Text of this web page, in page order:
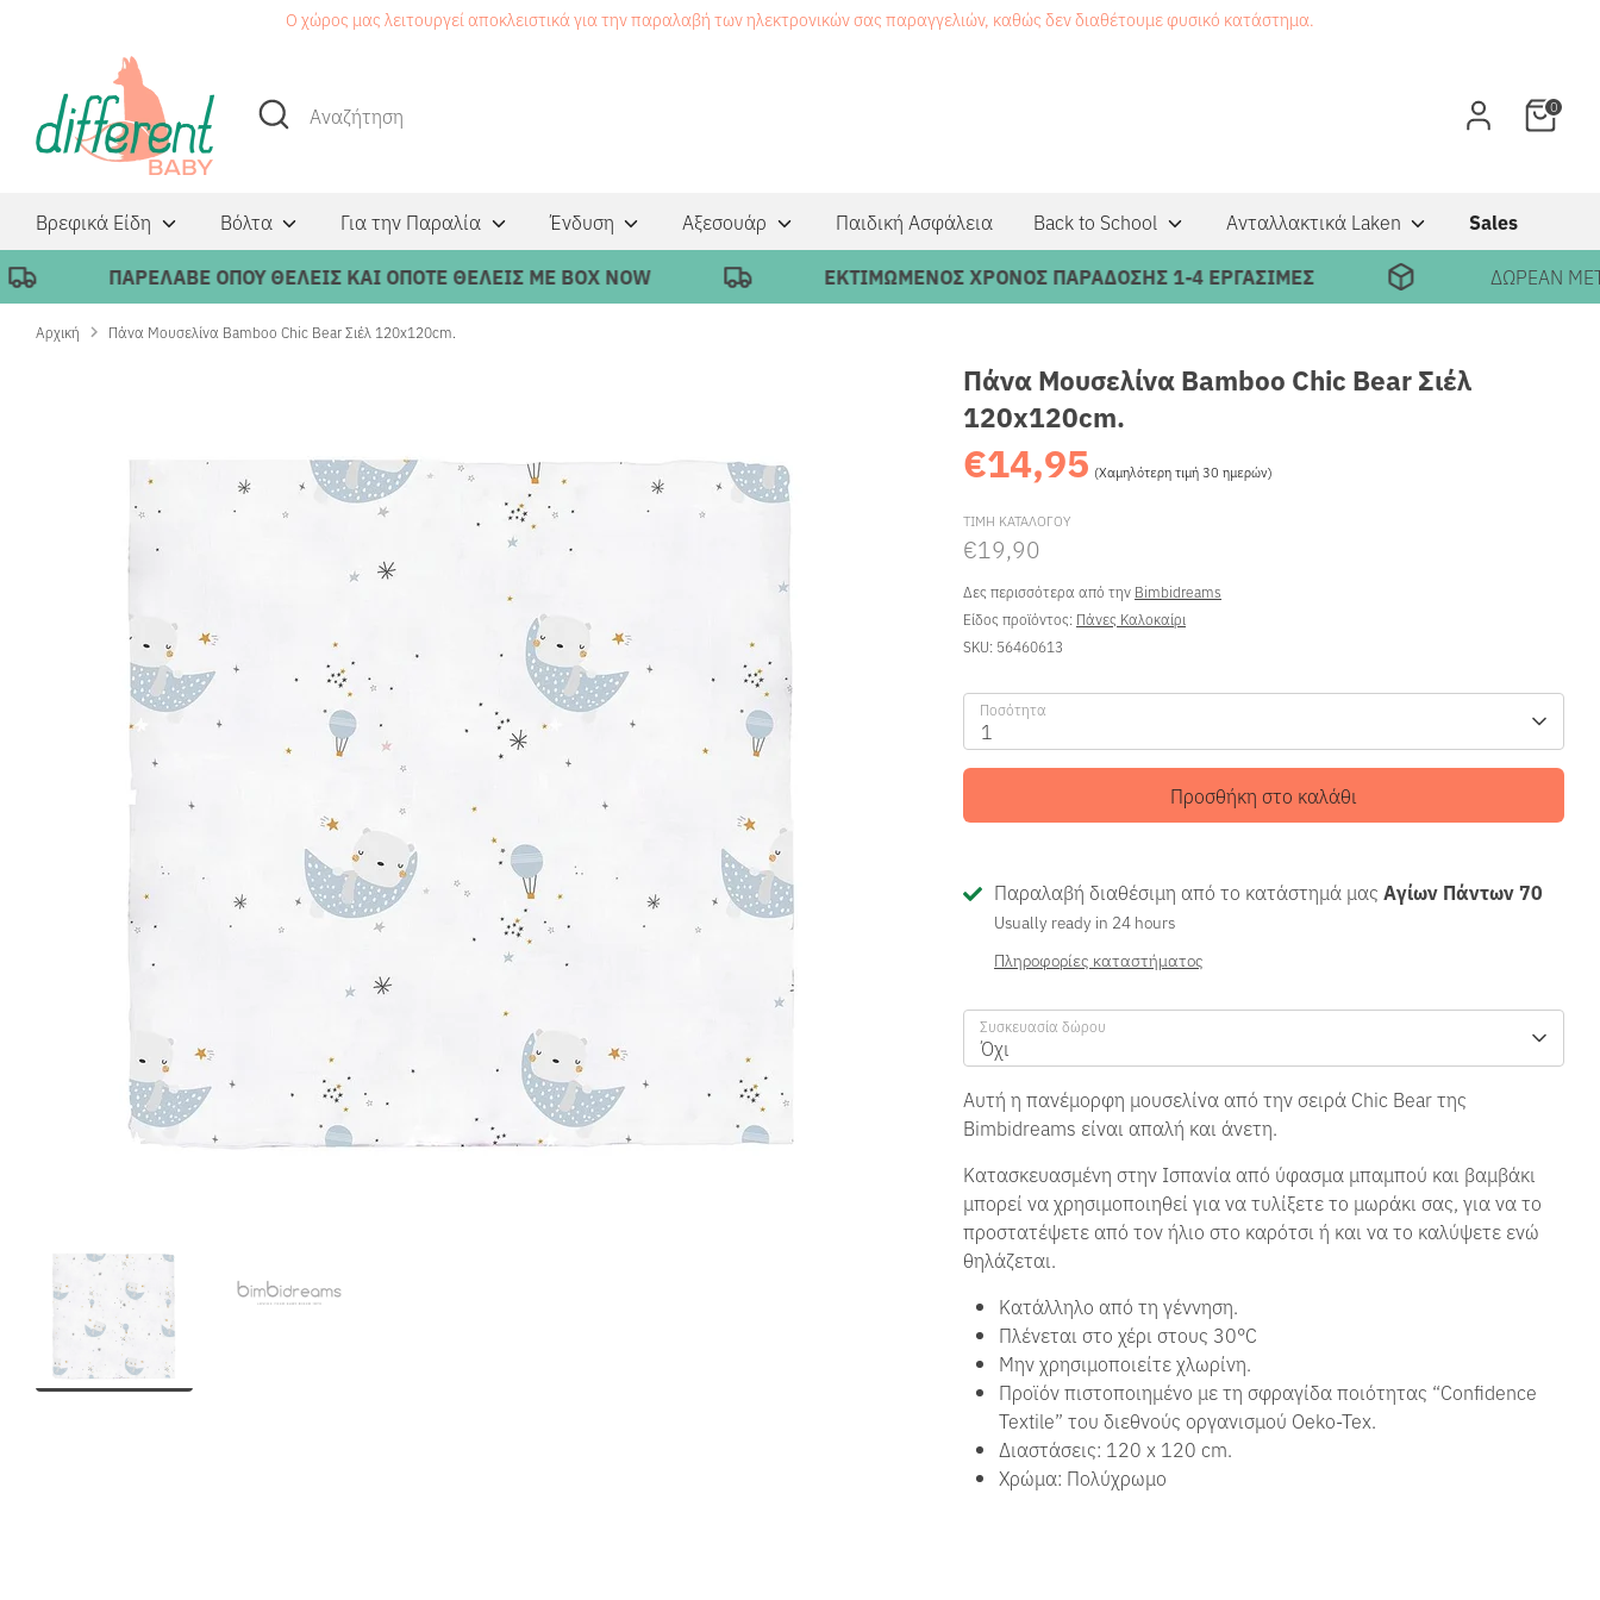
Ο χώρος μας λειτουργεί αποκλειστικά για την παραλαβή των ηλεκτρονικών σας παραγγελιών, καθώς δεν διαθέτουμε φυσικό κατάστημα.
Αναζήτηση
Αναζήτηση 0
Βρεφικά Είδη Βόλτα Για την Παραλία Ένδυση Αξεσουάρ Παιδική Ασφάλεια Back to School Ανταλλακτικά Laken Sales
ΠΑΡΕΛΑΒΕ ΟΠΟΥ ΘΕΛΕΙΣ ΚΑΙ ΟΠΟΤΕ ΘΕΛΕΙΣ ΜΕ BOX NOW ΕΚΤΙΜΩΜΕΝΟΣ ΧΡΟΝΟΣ ΠΑΡΑΔΟΣΗΣ 1-4 ΕΡΓΑΣΙΜΕΣ ΔΩΡΕΑΝ
Αρχική Πάνα Μουσελίνα Bamboo Chic Bear Σιέλ 120x120cm.
Πάνα Μουσελίνα Bamboo Chic Bear Σιέλ
120x120cm.
€14,95 (Χαμηλότερη τιμή 30 ημερών)
ΤΙΜΗ ΚΑΤΑΛΟΓΟΥ
€19,90
Δες περισσότερα από την Bimbidreams
Είδος προϊόντος: Πάνες Καλοκαίρι
SKU: 56460613
Ποσότητα
1
Προσθήκη στο καλάθι
Παραλαβή διαθέσιμη από το κατάστημά μαςΑγίων Πάντων 70
Usually ready in 24 hours
Πληροφορίες καταστήματος
Συσκευασία δώρου
Όχι
Αυτή η πανέμορφη μουσελίνα από την σειρά Chic Bear της
Bimbidreams είναι απαλή και άνετη.
Κατασκευασμένη στην Ισπανία από ύφασμα μπαμπού και βαμβάκι
μπορεί να χρησιμοποιηθεί για να τυλίξετε το μωράκι σας, για να το
προστατέψετε από τον ήλιο στο καρότσι ή και να το καλύψετε ενώ
θηλάζεται.
Κατάλληλο από τη γέννηση.
Πλένεται στο χέρι στους 30°C
Μην χρησιμοποιείτε χλωρίνη.
Προϊόν πιστοποιημένο με τη σφραγίδα ποιότητας “Confidence
Textile” του διεθνούς οργανισμού Oeko-Tex.
Διαστάσεις: 120 x 120 cm.
Χρώμα: Πολύχρωμο